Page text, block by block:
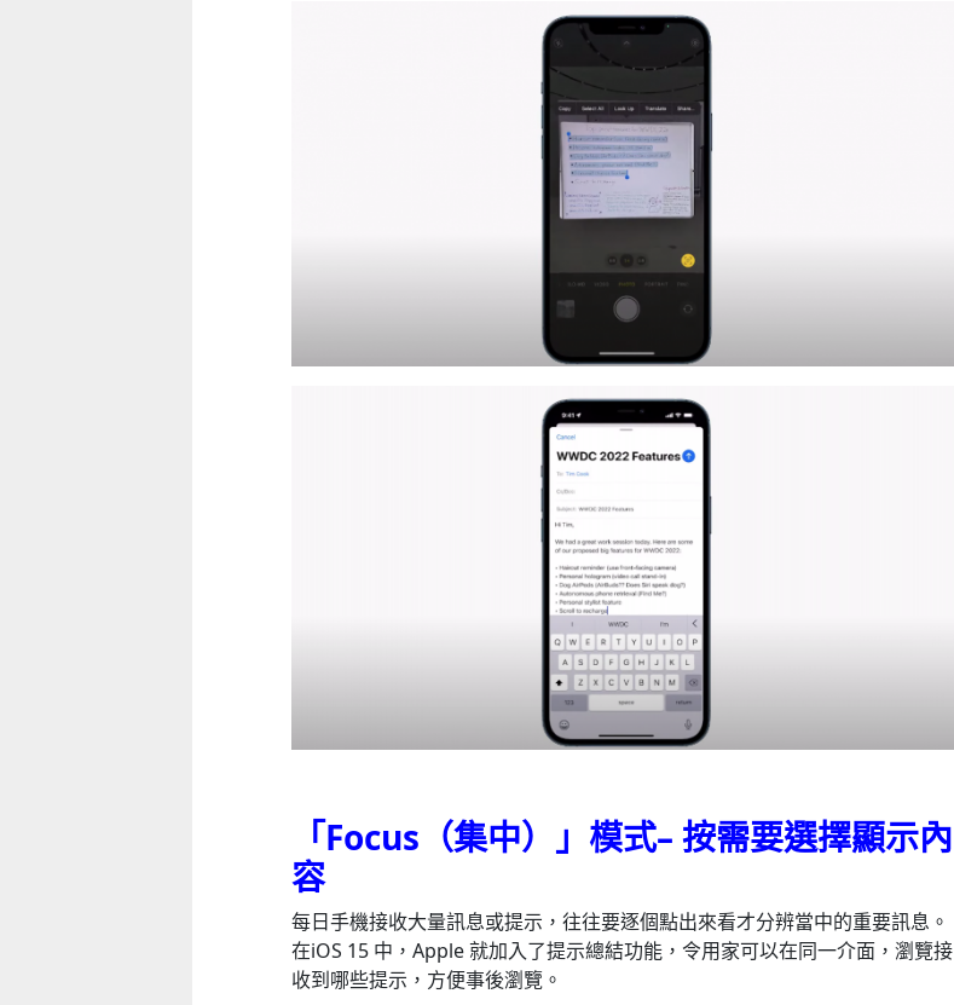
「Focus （集中）」模式– 按需要選擇顯示內
容
每日手機接收大量訊息或提示，往往要逐個點出來看才分辨當中的重要訊息。
在iOS 15 中，Apple 就加入了提示總結功能，令用家可以在同一介面，瀏覽接
收到哪些提示，方便事後瀏覽。